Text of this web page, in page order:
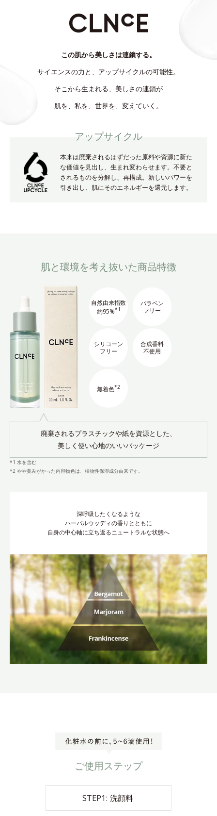
この肌から美しさは連鎖する。
サイエンスの力と、アップサイクルの可能性。
そこから生まれる、美しさの連鎖が
肌を、私を、世界を、変えていく。
アップサイクル
本来は廃棄されるはずだった原料や資源に新た
な価値を見出し、 生まれ変わらせます。不要と
されるものを分解し、再構成。 新しいパワーを
引き出し、肌にそのエネルギーを還元します。
肌と環境を考え抜いた商品特徴
自然由来指数
約95%*1
パラベン
フリー
シリコーン
フリー
合成香料
不使用
無着色*2
廃棄されるプラスチックや紙を資源とした、
美しく使い心地のいいパッケージ
*1 水を含む
*2 やや黄みがかった内容物色は、植物性保湿成分由来です。
深呼吸したくなるような
ハーバルウッディの香りとともに
自身の中心軸に立ち返るニュートラルな状態へ
ご使用ステップ
STEP1 洗顔料